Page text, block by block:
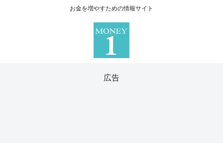
お金を増やすための情報サイト
広告